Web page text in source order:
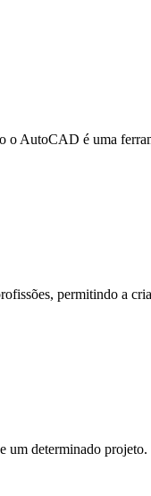
o AutoCAD é uma
permitindo a
um determinado